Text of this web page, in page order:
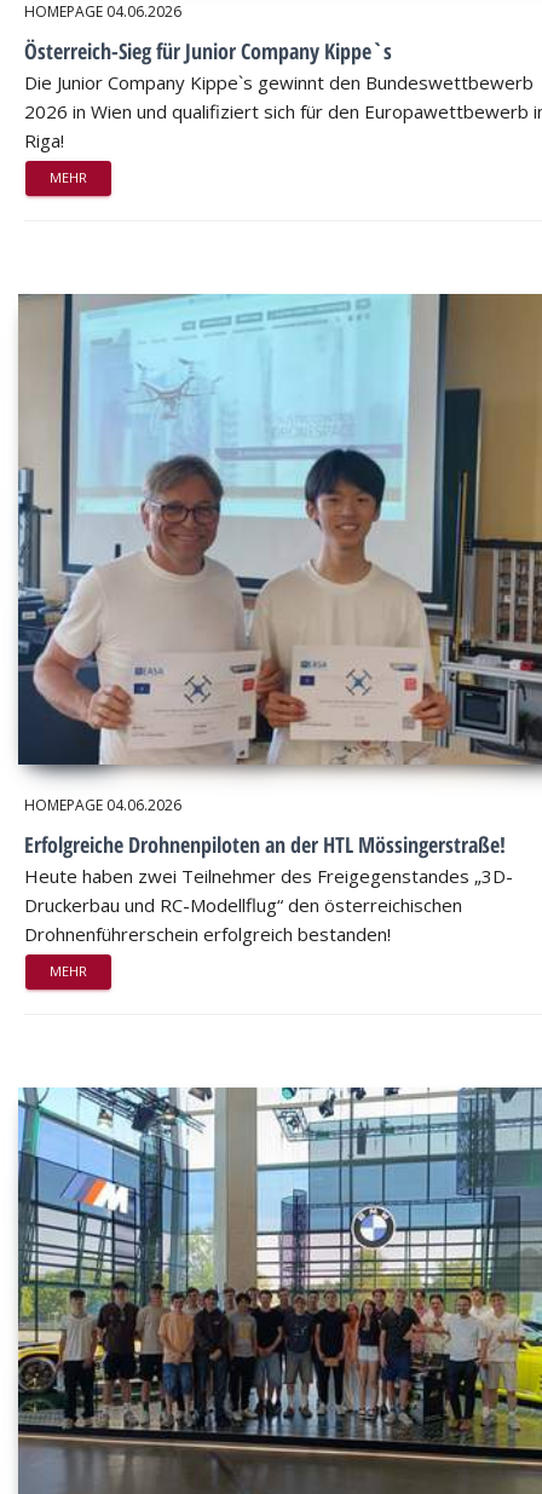
HOMEPAGE 04.06.2026
Österreich-Sieg für Junior Company Kippe`s
Die Junior Company Kippe`s gewinnt den Bundeswettbewerb
2026 in Wien und qualifiziert sich für den Europawettbewerb
Riga!
MEHR
HOMEPAGE 04.06.2026
Erfolgreiche Drohnenpiloten an der HTL Mössingerstraße!
Heute haben zwei Teilnehmer des Freigegenstandes „3D-
Druckerbau und RC-Modellflug“ den österreichischen
Drohnenführerschein erfolgreich bestanden!
MEHR